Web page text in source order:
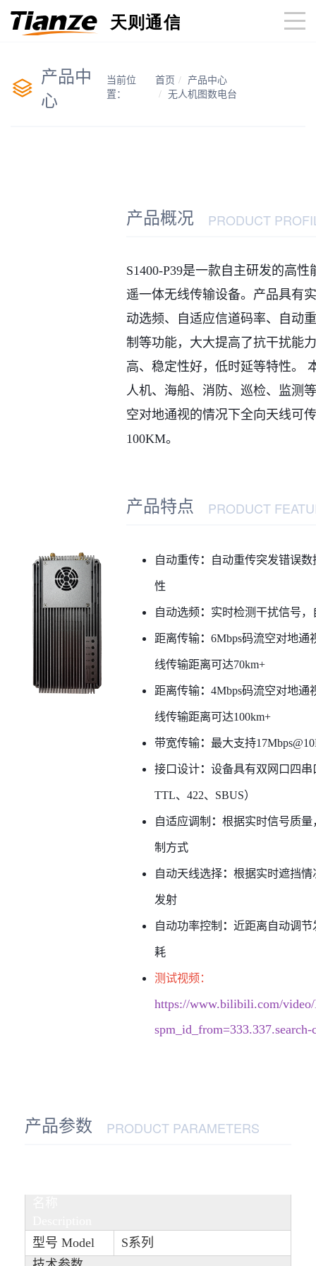
产品中
心
当前位
置：
首页
产品中心
无人机图数电台
产品概况 PRODUCT
S1400-P39是一款自主研发的高
遥一体无线传输设备。产品具有
动选频、自适应信道码率、自动
制等功能，大大提高了抗干扰能
高、稳定性好，低时延等特性。
人机、海船、消防、巡检、监测
空对地通视的情况下全向天线可
100KM。
产品特点 PRODUCT
自动重传： 自动重传突发错误
性
自动选频 ： 实时检测干扰信号
距离传输： 6Mbps码流空对地通
线传输距离可达70km+
距离传输： 4Mbps码流空对地通
线传输距离可达100km+
带宽传输： 最大支持
接口设计： 设备具有双网口四串
TTL、422、SBUS）
自适应调制 ： 根据实时信号质
制方式
自动天线选择： 根据实时遮挡
发射
自动功率控制 ： 近距离自动调
耗
测试视频：
https://www.bilibili.com/
产品参数 PRODUCT PARAMETERS
型号 Model
S系列